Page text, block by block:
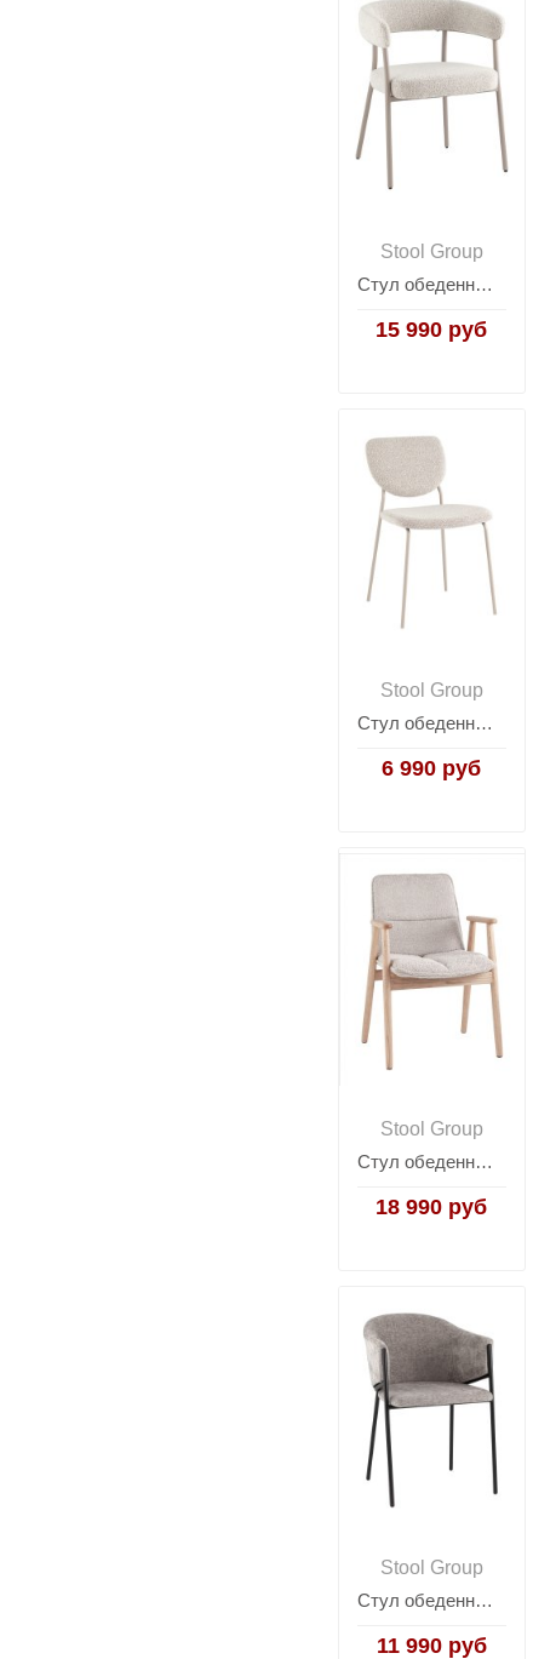
Stool Group
Стул обеденный Dambo серый
15 990 руб
Stool Group
Стул обеденный Gigi серо-бежевый букле кремовые ножки
6 990 руб
Stool Group
Стул обеденный Philo с серый
18 990 руб
Stool Group
Стул обеденный Carmel серый
11 990 руб